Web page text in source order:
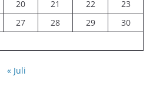
20 21 22
23
27 28 29
30
« Juli